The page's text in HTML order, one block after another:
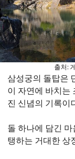
출처:
삼성궁의 돌탑은
이 자연에 바치는
진 신념의 기록이
돌 하나에 담긴
탱하는 거대한 상